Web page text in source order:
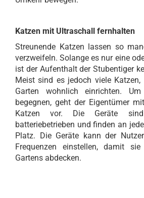
Katzen mit Ultraschall fernhalten
Streunende Katzen lassen so
verzweifeln. Solange es nur eine
ist der Aufenthalt der Stubentiger
Meist sind es jedoch viele
Garten wohnlich einrichten.
begegnen, geht der Eigentümer
Katzen vor. Die Geräte
batteriebetrieben und finden an
Platz. Die Geräte kann der
Frequenzen einstellen, damit
Gartens abdecken.